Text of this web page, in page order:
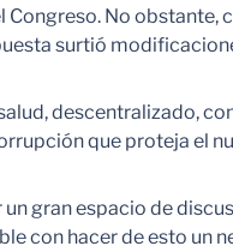
Congreso. No
surtió
descentralizado,
que proteja el
gran espacio de
con hacer de esto un